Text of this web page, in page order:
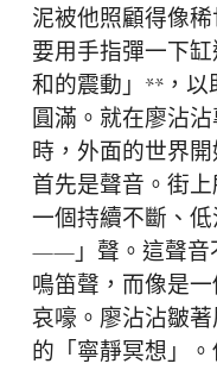
泥被他照顧得像
要用手指彈一下
和的震動」**，以
圓滿。就在廖沾
時，外面的世界
首先是聲音。街
一個持續不斷、
——」聲。這聲音
鳴笛聲，而像是
哀嚎。廖沾沾皺
的「寧靜冥想」